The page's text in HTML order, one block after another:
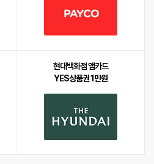
현대백화점 앱카드
YES상품권 1만원